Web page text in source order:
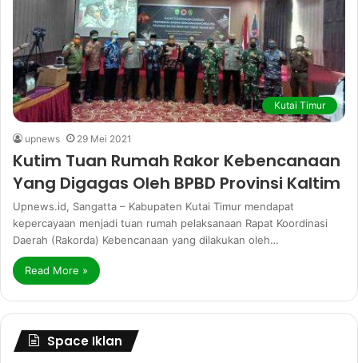
Kutai Timur
upnews 29 Mei 2021
Kutim Tuan Rumah Rakor Kebencanaan
Yang Digagas Oleh BPBD Provinsi Kaltim
Upnews.id, Sangatta – Kabupaten Kutai Timur mendapat
kepercayaan menjadi tuan rumah pelaksanaan Rapat Koordinasi
Daerah (Rakorda) Kebencanaan yang dilakukan oleh…
Read More »
Space Iklan